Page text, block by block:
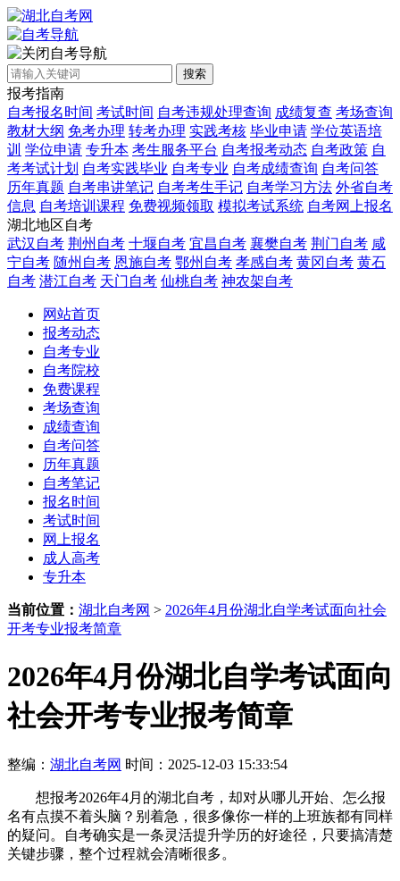
自考导航
搜索
报考指南
自考报名时间 考试时间 自考违规处理查询 成绩复查 考场查询
教材大纲 免考办理 转考办理 实践考核 毕业申请 学位英语培
训 学位申请 专升本 考生服务平台 自考报考动态 自考政策 自
考考试计划 自考实践毕业 自考专业 自考成绩查询 自考问答
历年真题 自考串讲笔记 自考考生手记 自考学习方法 外省自考
信息 自考培训课程 免费视频领取 模拟考试系统 自考网上报名
湖北地区自考
武汉自考 荆州自考 十堰自考 宜昌自考 襄樊自考 荆门自考 咸
宁自考 随州自考 恩施自考 鄂州自考 孝感自考 黄冈自考 黄石
自考 潜江自考 天门自考 仙桃自考 神农架自考
网站首页
报考动态
自考专业
自考院校
免费课程
考场查询
成绩查询
自考问答
历年真题
自考笔记
报名时间
考试时间
网上报名
成人高考
专升本
当前位置： 湖北自考网 > 2026年4月份湖北自学考试面向社会
开考专业报考简章
2026年4月份湖北自学考试面向
社会开考专业报考简章
整编： 湖北自考网 时间：2025-12-03 15:33:54
想报考2026年4月的湖北自考，却对从哪儿开始、怎么报
名有点摸不着头脑？别着急，很多像你一样的上班族都有同样
的疑问。自考确实是一条灵活提升学历的好途径，只要搞清楚
关键步骤，整个过程就会清晰很多。